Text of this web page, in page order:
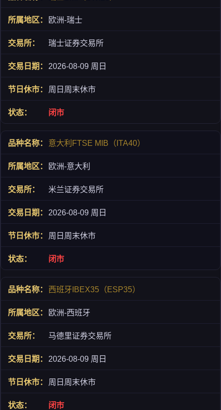
欧洲-瑞士
瑞士证券交易所
2026-08-09 周日
周日周末休市
闭市
意大利FTSE MIB（ITA40）
欧洲-意大利
米兰证券交易所
2026-08-09 周日
周日周末休市
闭市
西班牙IBEX35（ESP35）
欧洲-西班牙
马德里证券交易所
2026-08-09 周日
周日周末休市
闭市